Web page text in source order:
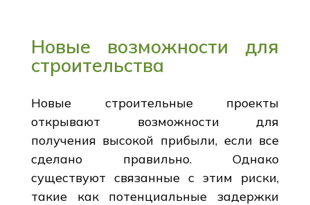
Новые возможности для
строительства
Новые строительные проекты
открывают возможности для
получения высокой прибыли, если все
сделано правильно. Однако
существуют связанные с этим риски,
такие как потенциальные задержки